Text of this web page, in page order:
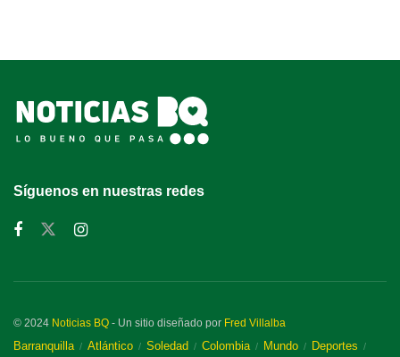
Síguenos en nuestras redes
© 2024 Noticias BQ - Un sitio diseñado por Fred Villalba
Barranquilla Atlántico Soledad Colombia Mundo
Deportes